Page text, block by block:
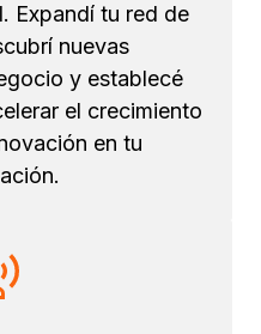
Expandí tu red de
nuevas
y establecé
el crecimiento
en tu